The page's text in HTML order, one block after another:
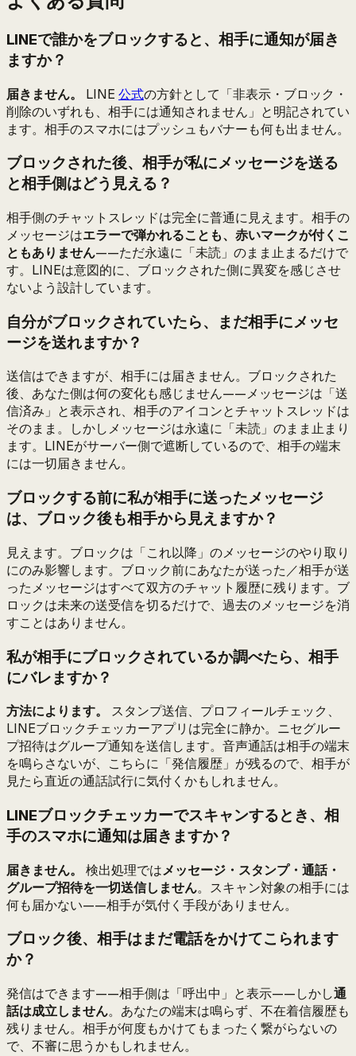
LINEで誰かをブロックすると、相手に通知が届き
ますか？
届きません。 LINE 公式の方針として「非表示・ブロック・
削除のいずれも、相手には通知されません」と明記されてい
ます。相手のスマホにはプッシュもバナーも何も出ません。
ブロックされた後、相手が私にメッセージを送る
と相手側はどう見える？
相手側のチャットスレッドは完全に普通に見えます。相手の
メッセージはエラーで弾かれることも、赤いマークが付くこ
ともありません——ただ永遠に「未読」のまま止まるだけで
す。LINEは意図的に、ブロックされた側に異変を感じさせ
ないよう設計しています。
自分がブロックされていたら、まだ相手にメッセ
ージを送れますか？
送信はできますが、相手には届きません。ブロックされた
後、あなた側は何の変化も感じません——メッセージは「送
信済み」と表示され、相手のアイコンとチャットスレッドは
そのまま。しかしメッセージは永遠に「未読」のまま止まり
ます。LINEがサーバー側で遮断しているので、相手の端末
には一切届きません。
ブロックする前に私が相手に送ったメッセージ
は、ブロック後も相手から見えますか？
見えます。ブロックは「これ以降」のメッセージのやり取り
にのみ影響します。ブロック前にあなたが送った／相手が送
ったメッセージはすべて双方のチャット履歴に残ります。ブ
ロックは未来の送受信を切るだけで、過去のメッセージを消
すことはありません。
私が相手にブロックされているか調べたら、相手
にバレますか？
方法によります。
スタンプ送信、プロフィールチェック、
LINEブロックチェッカーアプリは完全に静か。ニセグルー
プ招待はグループ通知を送信します。音声通話は相手の端末
を鳴らさないが、こちらに「発信履歴」が残るので、相手が
見たら直近の通話試行に気付くかもしれません。
LINEブロックチェッカーでスキャンするとき、相
手のスマホに通知は届きますか？
届きません。 検出処理ではメッセージ・スタンプ・通話・
グループ招待を一切送信しません。スキャン対象の相手には
何も届かない——相手が気付く手段がありません。
ブロック後、相手はまだ電話をかけてこられます
か？
発信はできます——相手側は「呼出中」と表示——しかし通
話は成立しません。あなたの端末は鳴らず、不在着信履歴も
残りません。相手が何度もかけてもまったく繋がらないの
で、不審に思うかもしれません。